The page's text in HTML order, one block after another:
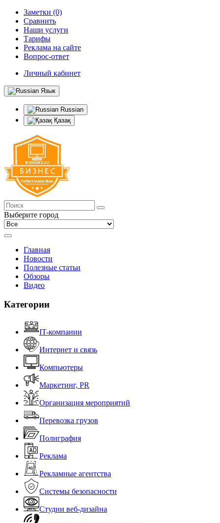
Заметки (0)
Сравнить
Наши услуги
Тарифы
Реклама на сайте
Вопрос-ответ
Личный кабинет
Язык
Russian
Қазақ
Выберите город
Главная
Новости
Полезные статьи
Обзоры
Видео
Категории
IT-компании
Интернет и связь
Компьютеры
Маркетинг, PR
Организация мероприятий
Перевозка грузов
Полиграфия
Реклама
Рекламные агентства
Системы безопасности
Студии веб-дизайна